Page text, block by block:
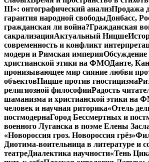
III»: онтографический анализПродажа
гарантия народной свободыДонбасс,
гражданская ли война?Гражданская
сакрализацияАктуальный Ницше
современность и конфликт
модерн и Римская империя
христианской этики на ФМОДанте,
пронизывающее мир сияние любви
объектовНицше против гностицизма
религиозной философииРадость
шаманизма и христианской этики на
человек и научная риторика«Отель
постмодернаГород Бессмертных и
военного Луганска в поэме Елены
«Новороссия гроз. Новороссия грёз»
Диотима-воительница в литературе и
театреДиалектика научности«Тень